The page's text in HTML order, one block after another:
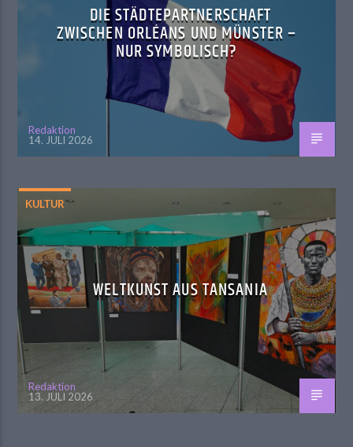
DIE STÄDTEPARTNERSCHAFT
ZWISCHEN ORLÉANS UND MÜNSTER –
NUR SYMBOLISCH?
Redaktion
14. JULI 2026
KULTUR
WELTKUNST AUS TANSANIA
Redaktion
13. JULI 2026